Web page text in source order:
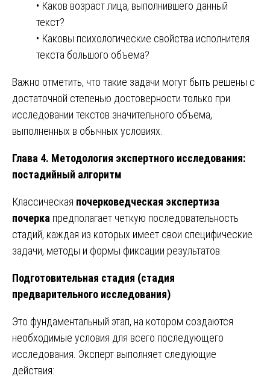
• Каков возраст лица, выполнившего данный
текст?
• Каковы психологические свойства исполнителя
текста большого объема?
Важно отметить, что такие задачи могут быть решены с
достаточной степенью достоверности только при
исследовании текстов значительного объема,
выполненных в обычных условиях.
Глава 4. Методология экспертного исследования:
постадийный алгоритм
Классическая почерковедческая экспертиза
почерка предполагает четкую последовательность
стадий, каждая из которых имеет свои специфические
задачи, методы и формы фиксации результатов.
Подготовительная стадия (стадия
предварительного исследования)
Это фундаментальный этап, на котором создаются
необходимые условия для всего последующего
исследования. Эксперт выполняет следующие
действия: